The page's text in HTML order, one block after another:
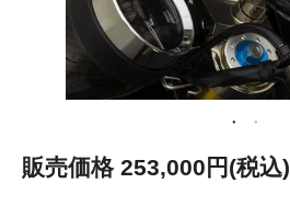
販売価格 253,000円(税込)